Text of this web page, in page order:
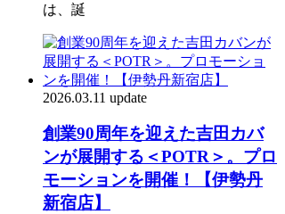
は、誕
2026.03.11 update
創業90周年を迎えた吉田カバ
ンが展開する＜POTR＞。プロ
モーションを開催！【伊勢丹
新宿店】